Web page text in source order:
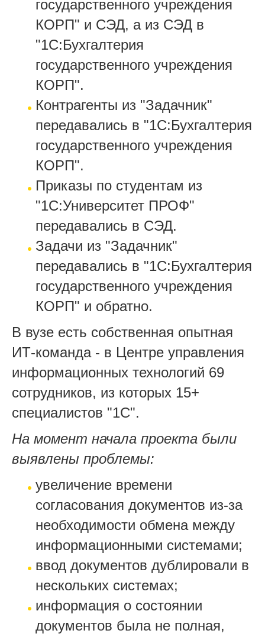
государственного учреждения
КОРП" и СЭД, а из СЭД в
"1С:Бухгалтерия
государственного учреждения
КОРП".
Контрагенты из "Задачник"
передавались в "1С:Бухгалтерия
государственного учреждения
КОРП".
Приказы по студентам из
"1С:Университет ПРОФ"
передавались в СЭД.
Задачи из "Задачник"
передавались в "1С:Бухгалтерия
государственного учреждения
КОРП" и обратно.
В вузе есть собственная опытная
ИТ-команда - в Центре управления
информационных технологий 69
сотрудников, из которых 15+
специалистов "1С".
На момент начала проекта были
выявлены проблемы:
увеличение времени
согласования документов из-за
необходимости обмена между
информационными системами;
ввод документов дублировали в
нескольких системах;
информация о состоянии
документов была не полная,